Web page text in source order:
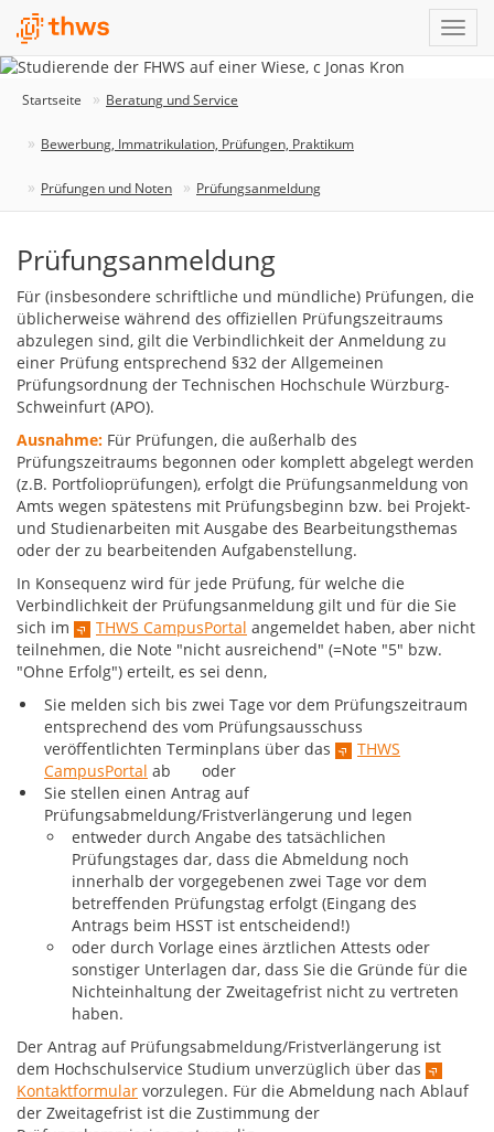
Startseite Beratung und Service
Bewerbung, Immatrikulation, Prüfungen, Praktikum
Prüfungen und Noten Prüfungsanmeldung
Prüfungsanmeldung
Für (insbesondere schriftliche und mündliche) Prüfungen, die
üblicherweise während des offiziellen Prüfungszeitraums
abzulegen sind, gilt die Verbindlichkeit der Anmeldung zu
einer Prüfung entsprechend §32 der Allgemeinen
Prüfungsordnung der Technischen Hochschule Würzburg-
Schweinfurt (APO).
Ausnahme: Für Prüfungen, die außerhalb des
Prüfungszeitraums begonnen oder komplett abgelegt werden
(z.B. Portfolioprüfungen), erfolgt die Prüfungsanmeldung von
Amts wegen spätestens mit Prüfungsbeginn bzw. bei Projekt-
und Studienarbeiten mit Ausgabe des Bearbeitungsthemas
oder der zu bearbeitenden Aufgabenstellung.
In Konsequenz wird für jede Prüfung, für welche die
Verbindlichkeit der Prüfungsanmeldung gilt und für die Sie
sich im
THWS CampusPortal angemeldet haben, aber nicht
teilnehmen, die Note "nicht ausreichend" (=Note "5" bzw.
"Ohne Erfolg") erteilt, es sei denn,
Sie melden sich bis zwei Tage vor dem Prüfungszeitraum
entsprechend des vom Prüfungsausschuss
veröffentlichten Terminplans über das
THWS
CampusPortal ab oder
Sie stellen einen Antrag auf
Prüfungsabmeldung/Fristverlängerung und legen
entweder durch Angabe des tatsächlichen
Prüfungstages dar, dass die Abmeldung noch
innerhalb der vorgegebenen zwei Tage vor dem
betreffenden Prüfungstag erfolgt (Eingang des
Antrags beim HSST ist entscheidend!)
oder durch Vorlage eines ärztlichen Attests oder
sonstiger Unterlagen dar, dass Sie die Gründe für die
Nichteinhaltung der Zweitagefrist nicht zu vertreten
haben.
Der Antrag auf Prüfungsabmeldung/Fristverlängerung ist
dem Hochschulservice Studium unverzüglich über das
Kontaktformular vorzulegen. Für die Abmeldung nach Ablauf
der Zweitagefrist ist die Zustimmung der